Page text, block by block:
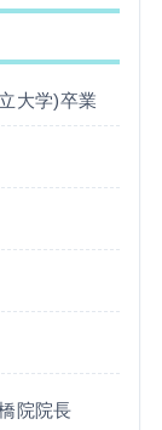
大学)卒業
院院長